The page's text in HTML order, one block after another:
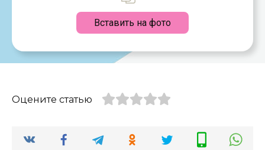
Вставить на фото
Оцените статью